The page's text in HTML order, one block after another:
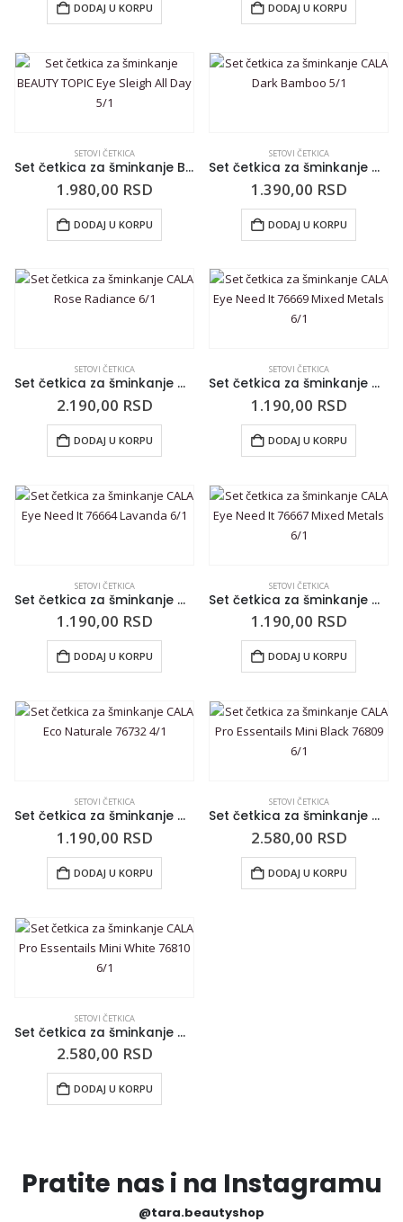
DODAJ U KORPU DODAJ U KORPU
SETOVI ČETKICA
Set četkica za šminkanje BEAUTY TOPIC Eye Sleigh All Day 5/1
1.980,00 RSD
DODAJ U KORPU
SETOVI ČETKICA
Set četkica za šminkanje CALA Dark Bamboo 5/1
1.390,00 RSD
DODAJ U KORPU
SETOVI ČETKICA
Set četkica za šminkanje CALA Rose Radiance 6/1
2.190,00 RSD
DODAJ U KORPU
SETOVI ČETKICA
Set četkica za šminkanje CALA Eye Need It 76669 Mixed Metals 6/1
1.190,00 RSD
DODAJ U KORPU
SETOVI ČETKICA
Set četkica za šminkanje CALA Eye Need It 76664 Lavanda 6/1
1.190,00 RSD
DODAJ U KORPU
SETOVI ČETKICA
Set četkica za šminkanje CALA Eye Need It 76667 Mixed Metals 6/1
1.190,00 RSD
DODAJ U KORPU
SETOVI ČETKICA
Set četkica za šminkanje CALA Eco Naturale 76732 4/1
1.190,00 RSD
DODAJ U KORPU
SETOVI ČETKICA
Set četkica za šminkanje CALA Pro Essentails Mini Black 76809 6/1
2.580,00 RSD
DODAJ U KORPU
SETOVI ČETKICA
Set četkica za šminkanje CALA Pro Essentails Mini White 76810 6/1
2.580,00 RSD
DODAJ U KORPU
Pratite nas i na Instagramu
@tara.beautyshop